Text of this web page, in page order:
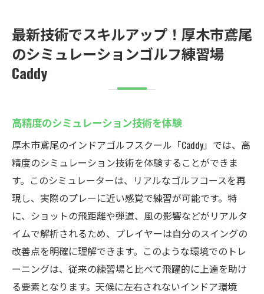
最新技術でスキルアップ！厚木市鳶尾
のシミュレーションゴルフ練習場
Caddy
高精度のシミュレーション技術を体験
厚木市鳶尾のインドアゴルフスクール「Caddy」では、高
精度のシミュレーション技術を体験することができま
す。このシミュレーターは、リアルなゴルフコースを再
現し、実際のプレーに近い感覚で練習が可能です。特
に、ショットの飛距離や弾道、風の影響などがリアルタ
イムで解析されるため、プレイヤーは自分のスイングの
改善点を明確に理解できます。このような環境でのトレ
ーニングは、従来の練習場と比べて飛躍的に上達を助け
る要素となります。天候に左右されないインドア環境